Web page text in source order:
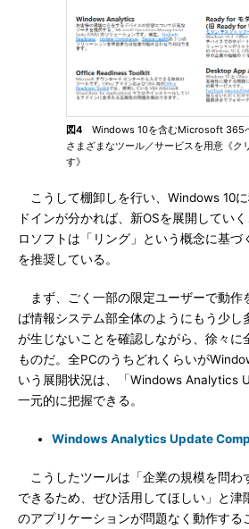
図4 Windows 10を含むMicrosoft 365
さまざまなツール／サービスを用意《ク
す》
こうして棚卸しを行い、Windows 10
ドインが分かれば、新OSを展開してい
ロソフトは「リング」という概念に基づ
を推奨している。
まず、ごく一部の限定ユーザーで動作
ば情報システム部全体のようにもう少し
が生じないことを確認しながら、徐々に
ものだ。全PCのうちどれくらいが
いう展開状況は、「Windows Analytics
一元的に把握できる。
Windows Analytics Update
こうしたツールは「企業の規模を問わ
できるため、ぜひ活用してほしい」と津
のアプリケーションが問題なく動作する